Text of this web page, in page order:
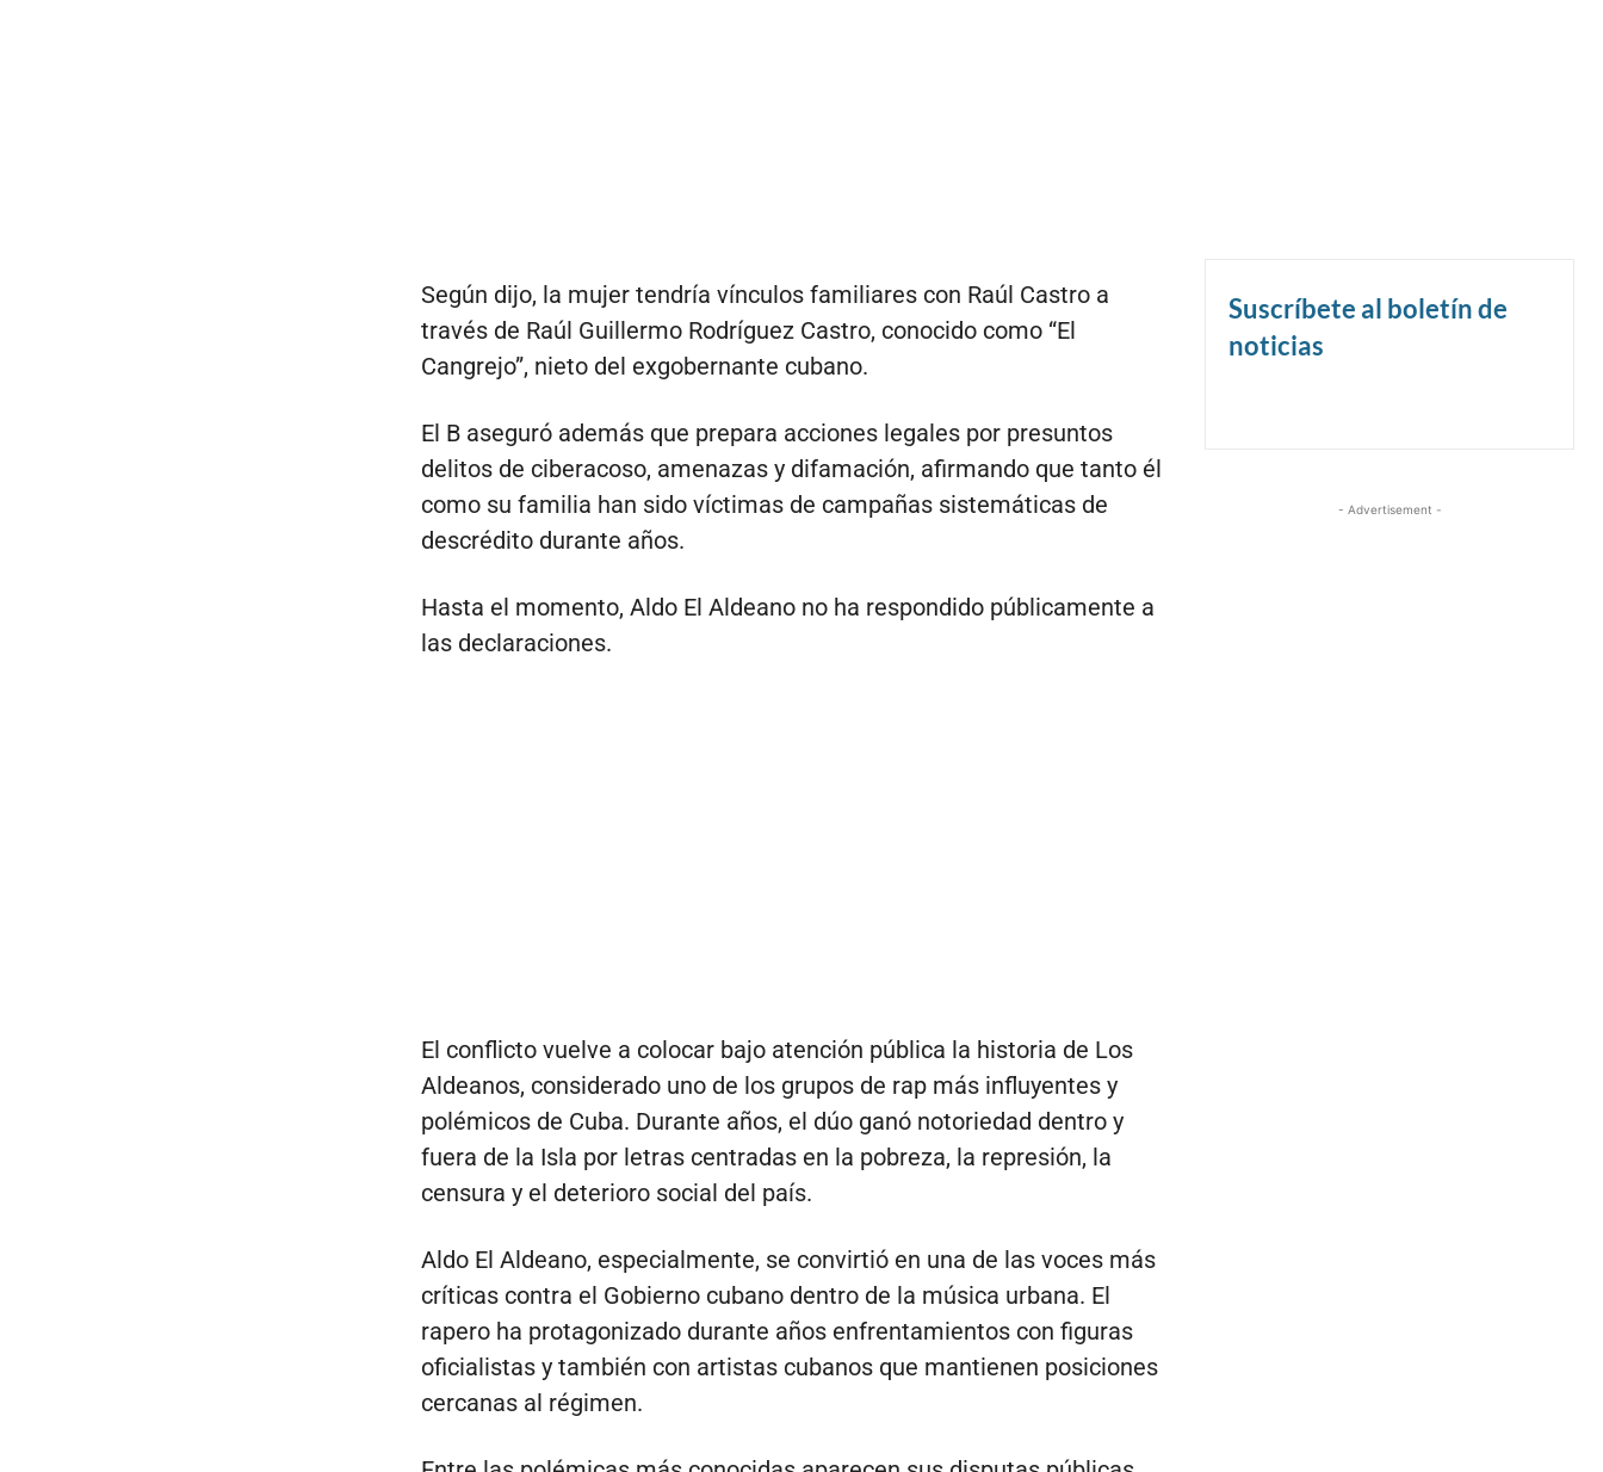
Según dijo, la mujer tendría vínculos familiares con Raúl Castro a
través de Raúl Guillermo Rodríguez Castro, conocido como “El
Cangrejo”, nieto del exgobernante cubano.
El B aseguró además que prepara acciones legales por presuntos
delitos de ciberacoso, amenazas y difamación, afirmando que tanto él
como su familia han sido víctimas de campañas sistemáticas de
descrédito durante años.
Hasta el momento, Aldo El Aldeano no ha respondido públicamente a
las declaraciones.
El conflicto vuelve a colocar bajo atención pública la historia de Los
Aldeanos, considerado uno de los grupos de rap más influyentes y
polémicos de Cuba. Durante años, el dúo ganó notoriedad dentro y
fuera de la Isla por letras centradas en la pobreza, la represión, la
censura y el deterioro social del país.
Aldo El Aldeano, especialmente, se convirtió en una de las voces más
críticas contra el Gobierno cubano dentro de la música urbana. El
rapero ha protagonizado durante años enfrentamientos con figuras
oficialistas y también con artistas cubanos que mantienen posiciones
cercanas al régimen.
Suscríbete al boletín de
noticias
- Advertisement -